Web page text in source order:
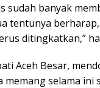
sudah banyak
tentunya
ditingkatkan,”
Aceh Besar,
memang selama